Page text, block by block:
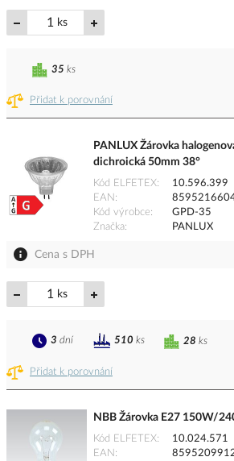
ks
Přidat k porovnání
35 ks
PANLUX Žárovka
dichroická 50mm 38°
Kód ELFETEX
10.596.399
EAN
Kód výrobce
GPD-35
Značka
PANLUX
Cena s DPH
ks
Přidat k porovnání
28 ks
3 dní 510 ks
NBB Žárovka E27 150W/
Kód ELFETEX
10.024.571
EAN